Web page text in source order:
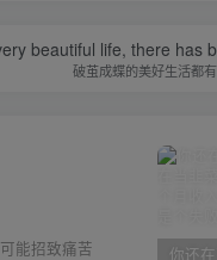
beautiful life, there has
破茧成蝶的美好生活都
能招致痛苦